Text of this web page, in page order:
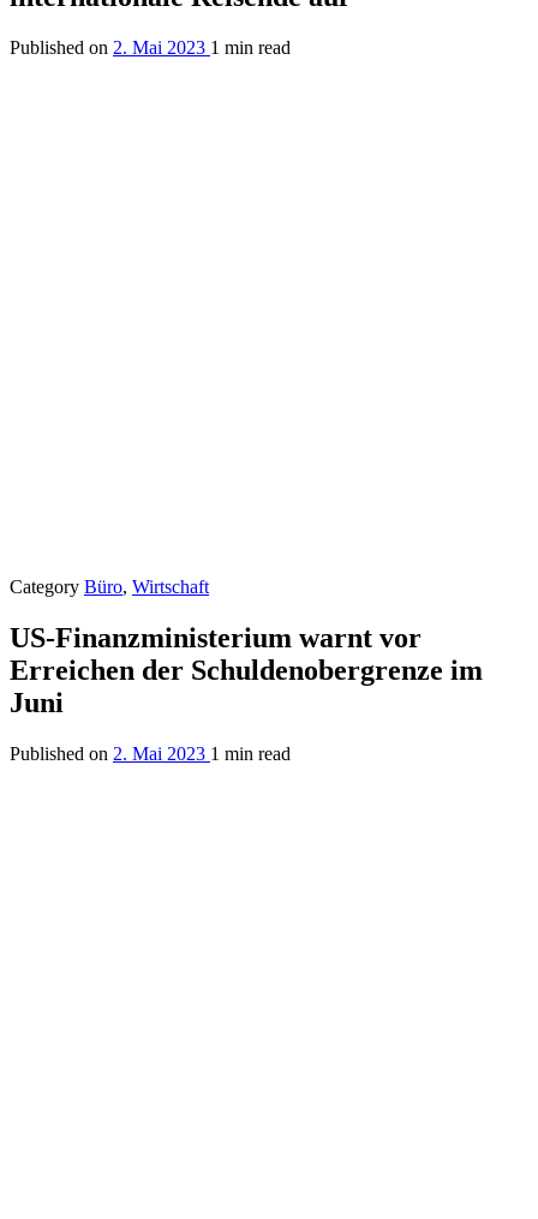
Published on 2. Mai 2023 1 min read
Category Büro, Wirtschaft
US-Finanzministerium warnt vor
Erreichen der Schuldenobergrenze im
Juni
Published on 2. Mai 2023 1 min read